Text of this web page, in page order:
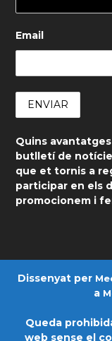
Email
Quins
butlletí de
que et tornis a
participar en els
promocionem i
Dissenyat per
a
Queda
web sense el